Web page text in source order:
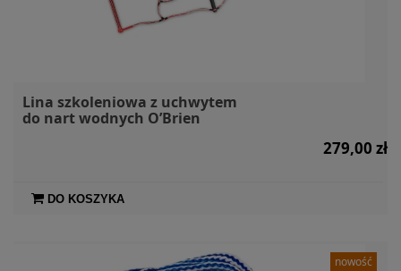
Lina szkoleniowa z uchwytem
do nart wodnych O’Brien
279,00 zł
DO KOSZYKA
nowość